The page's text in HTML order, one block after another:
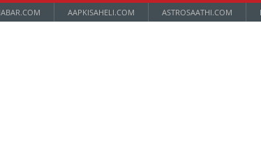
AAPKISAHELI.COM ASTROSAATHI.COM